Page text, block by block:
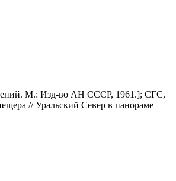
М.: Изд-во АН СССР, 1961.]; СГС,
// Уральский Север в панораме